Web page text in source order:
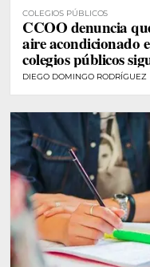
COLEGIOS PÚBLICOS
CCOO denuncia
aire acondicionado
colegios públicos
DIEGO DOMINGO RODRÍGUEZ